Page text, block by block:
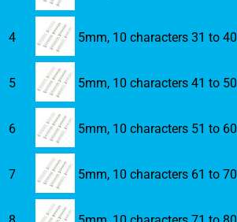
4 5mm, 10 characters 31 to 40
5 5mm, 10 characters 41 to 50
6 5mm, 10 characters 51 to 60
7 5mm, 10 characters 61 to 70